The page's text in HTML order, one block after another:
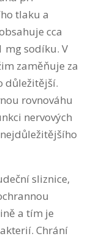
tlaku a
cca
mg sodíku. V
zaměňuje za
důležitější.
rovnováhu
nervových
sliznice,
a tím je
Chrání